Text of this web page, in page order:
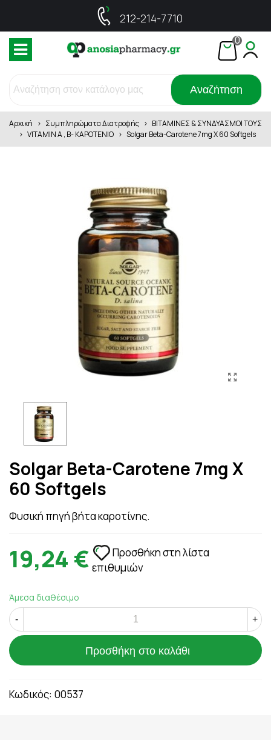
212-214-7710
0
Αναζήτηση
Αρχική > Συμπληρώματα Διατροφής > ΒΙΤΑΜΙΝΕΣ & ΣΥΝΔΥΑΣΜΟΙ ΤΟΥΣ
> VITΑΜΙΝ A , Β- ΚΑΡΟΤΕΝΙΟ > Solgar Beta-Carotene 7mg X 60 Softgels
Solgar Beta-Carotene 7mg X
60 Softgels
Φυσική πηγή βήτα καροτίνης.
19,24 €
Προσθήκη στη λίστα
επιθυμιών
Άμεσα διαθέσιμο
- +
Προσθήκη στο καλάθι
Κωδικός: 00537